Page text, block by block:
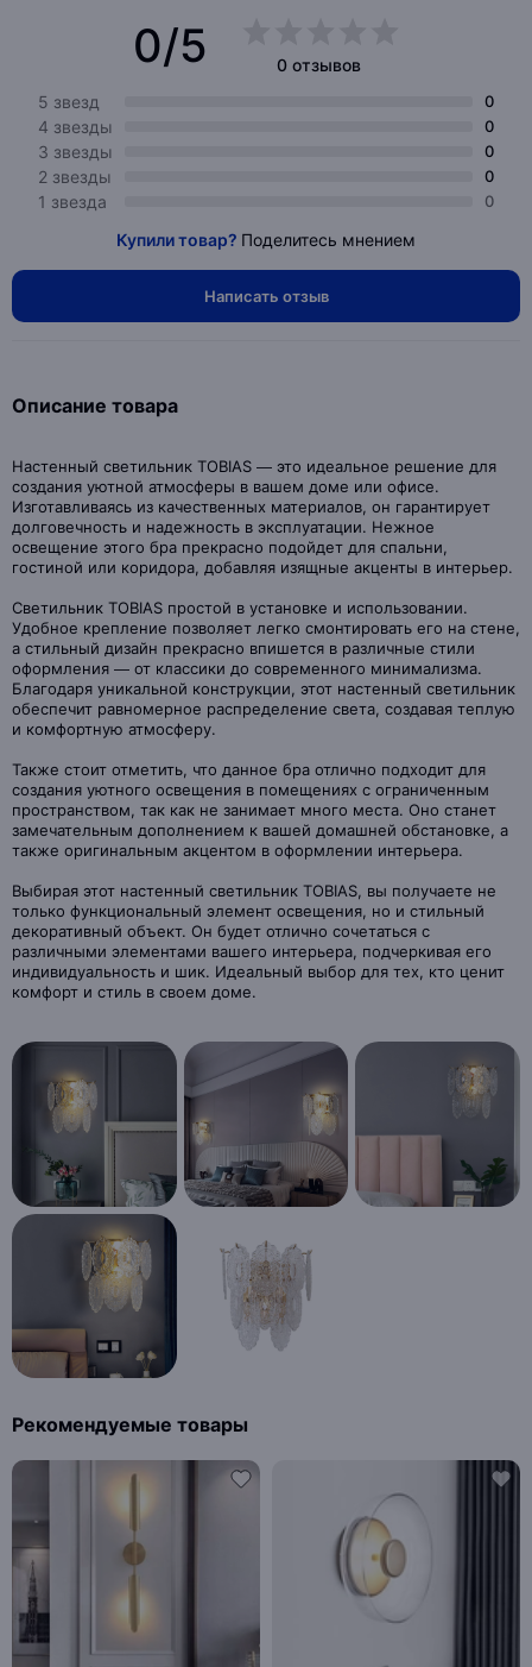
0/5
0 отзывов
5 звезд
0
4 звезды 0
3 звезды 0
2 звезды 0
1 звезда 0
Купили товар? Поделитесь мнением
Написать отзыв
Описание товара
Настенный светильник TOBIAS — это идеальное решение для
создания уютной атмосферы в вашем доме или офисе.
Изготавливаясь из качественных материалов, он гарантирует
долговечность и надежность в эксплуатации. Нежное
освещение этого бра прекрасно подойдет для спальни,
гостиной или коридора, добавляя изящные акценты в интерьер.
Светильник TOBIAS простой в установке и использовании.
Удобное крепление позволяет легко смонтировать его на стене,
а стильный дизайн прекрасно впишется в различные стили
оформления — от классики до современного минимализма.
Благодаря уникальной конструкции, этот настенный светильник
обеспечит равномерное распределение света, создавая теплую
и комфортную атмосферу.
Также стоит отметить, что данное бра отлично подходит для
создания уютного освещения в помещениях с ограниченным
пространством, так как не занимает много места. Оно станет
замечательным дополнением к вашей домашней обстановке, а
также оригинальным акцентом в оформлении интерьера.
Выбирая этот настенный светильник TOBIAS, вы получаете не
только функциональный элемент освещения, но и стильный
декоративный объект. Он будет отлично сочетаться с
различными элементами вашего интерьера, подчеркивая его
индивидуальность и шик. Идеальный выбор для тех, кто ценит
комфорт и стиль в своем доме.
Рекомендуемые товары